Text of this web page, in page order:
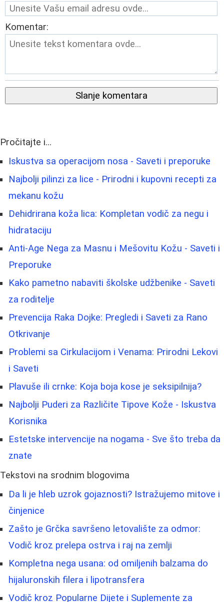
Komentar:
Slanje komentara
Pročitajte i...
Iskustva sa operacijom nosa - Saveti i preporuke
Najbolji pilinzi za lice - Prirodni i kupovni recepti za
mekanu kožu
Dehidrirana koža lica: Kompletan vodič za negu i
hidrataciju
Anti-Age Nega za Masnu i Mešovitu Kožu - Saveti i
Preporuke
Kako pametno nabaviti školske udžbenike - Saveti
za roditelje
Prevencija Raka Dojke: Pregledi i Saveti za Rano
Otkrivanje
Problemi sa Cirkulacijom i Venama: Prirodni Lekovi
i Saveti
Plavuše ili crnke: Koja boja kose je seksipilnija?
Najbolji Puderi za Različite Tipove Kože - Iskustva
Korisnika
Estetske intervencije na nogama - Sve što treba da
znate
Tekstovi na srodnim blogovima
Da li je hleb uzrok gojaznosti? Istražujemo mitove i
činjenice
Zašto je Grčka savršeno letovalište za odmor:
Vodič kroz prelepa ostrva i raj na zemlji
Kompletna nega usana: od omiljenih balzama do
hijaluronskih filera i lipotransfera
Vodič kroz Popularne Dijete i Suplemente za